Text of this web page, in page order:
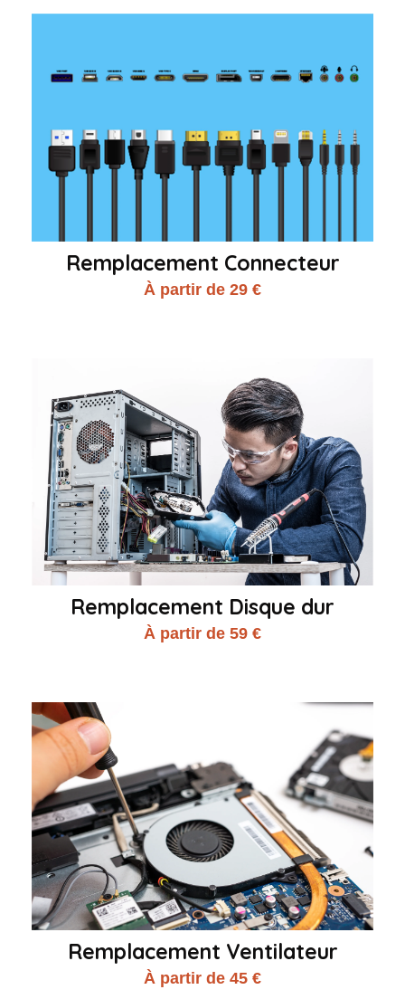
Remplacement Connecteur
À partir de 29 €
Remplacement Disque dur
À partir de 59 €
Remplacement Ventilateur
À partir de 45 €